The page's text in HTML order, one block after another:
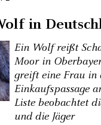
in
Ein Wolf reißt
Moor in
greift eine Frau in
Einkaufspassage
Liste beobachtet
und die Jäger